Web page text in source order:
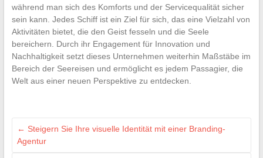
während man sich des Komforts und der Servicequalität sicher
sein kann. Jedes Schiff ist ein Ziel für sich, das eine Vielzahl von
Aktivitäten bietet, die den Geist fesseln und die Seele
bereichern. Durch ihr Engagement für Innovation und
Nachhaltigkeit setzt dieses Unternehmen weiterhin Maßstäbe im
Bereich der Seereisen und ermöglicht es jedem Passagier, die
Welt aus einer neuen Perspektive zu entdecken.
← Steigern Sie Ihre visuelle Identität mit einer Branding-
Agentur